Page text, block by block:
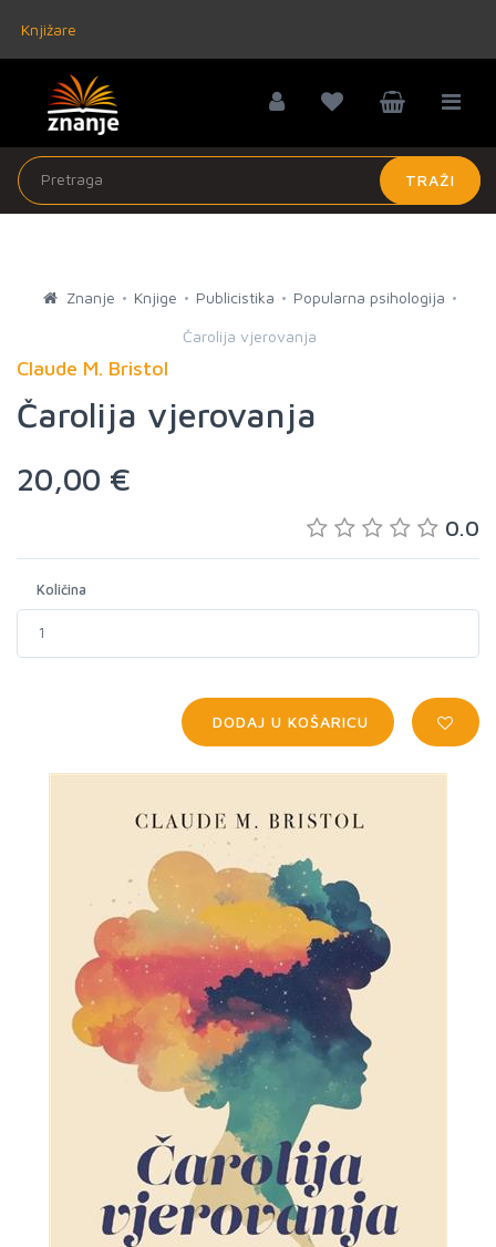
Knjižare
TRAŽI
Znanje Knjige Publicistika Popularna psihologija
Čarolija vjerovanja
Claude M. Bristol
Čarolija vjerovanja
20,00 €
0.0
Količina
DODAJ U KOŠARICU